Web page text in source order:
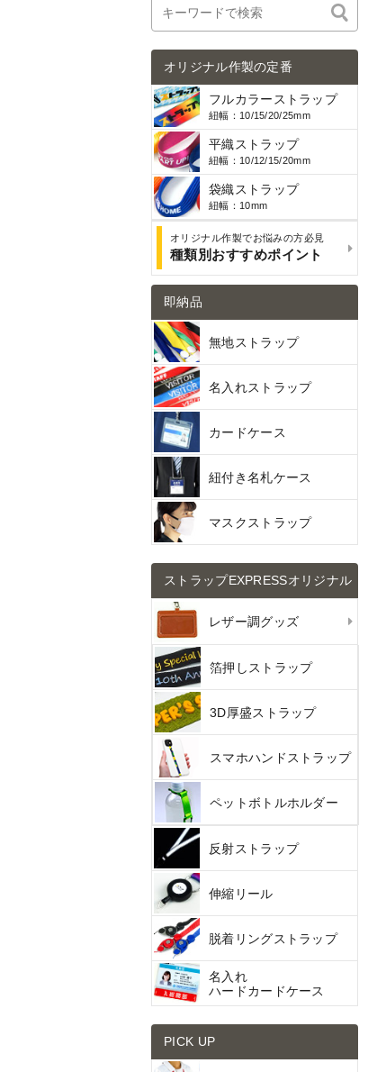
オリジナル作製の定番
フルカラーストラップ
紐幅：10/15/20/25mm
平織ストラップ
紐幅：10/12/15/20mm
袋織ストラップ
紐幅：10mm
オリジナル作製でお悩みの方必見
種類別おすすめポイント
即納品
無地ストラップ
名入れストラップ
カードケース
紐付き名札ケース
マスクストラップ
ストラップEXPRESSオリジナル
レザー調グッズ
箔押しストラップ
3D厚盛ストラップ
スマホハンドストラップ
ペットボトルホルダー
反射ストラップ
伸縮リール
脱着リングストラップ
名入れ
ハードカードケース
PICK UP